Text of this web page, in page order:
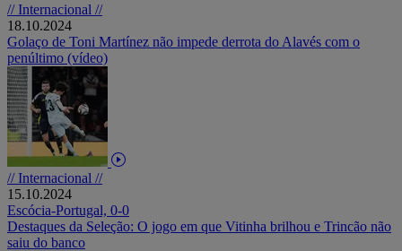
// Internacional //
18.10.2024
Golaço de Toni Martínez não impede derrota do Alavés com o
penúltimo (vídeo)
// Internacional //
15.10.2024
Escócia-Portugal, 0-0
Destaques da Seleção: O jogo em que Vitinha brilhou e Trincão não
saiu do banco